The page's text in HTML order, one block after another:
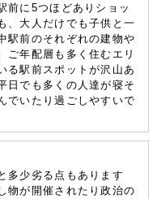
前に5つほどありショッ
、大人だけでも子供と一
駅前のそれぞれの建物や
ご年配層も多く住むエリ
る駅前スポットが沢山あ
日でも多くの人達が寝そ
でいたり過ごしやすいで
多少劣る点もあります
物が開催されたり政治の